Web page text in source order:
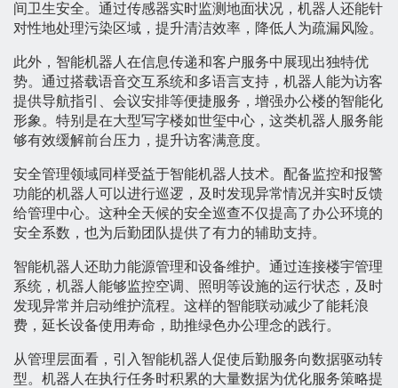
间卫生安全。通过传感器实时监测地面状况，机器人还能针
对性地处理污染区域，提升清洁效率，降低人为疏漏风险。
此外，智能机器人在信息传递和客户服务中展现出独特优
势。通过搭载语音交互系统和多语言支持，机器人能为访客
提供导航指引、会议安排等便捷服务，增强办公楼的智能化
形象。特别是在大型写字楼如世玺中心，这类机器人服务能
够有效缓解前台压力，提升访客满意度。
安全管理领域同样受益于智能机器人技术。配备监控和报警
功能的机器人可以进行巡逻，及时发现异常情况并实时反馈
给管理中心。这种全天候的安全巡查不仅提高了办公环境的
安全系数，也为后勤团队提供了有力的辅助支持。
智能机器人还助力能源管理和设备维护。通过连接楼宇管理
系统，机器人能够监控空调、照明等设施的运行状态，及时
发现异常并启动维护流程。这样的智能联动减少了能耗浪
费，延长设备使用寿命，助推绿色办公理念的践行。
从管理层面看，引入智能机器人促使后勤服务向数据驱动转
型。机器人在执行任务时积累的大量数据为优化服务策略提